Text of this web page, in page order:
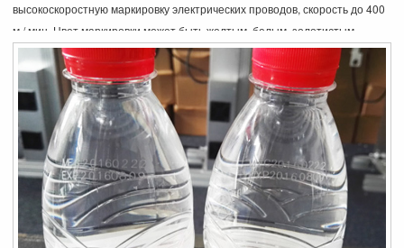
высокоскоростную маркировку электрических проводов, скорость до 400
м / мин. Цвет маркировки может быть желтым, белым, золотистым.
Результат маркировки зависит от скорости экструзии, цвета кабеля,
длины сообщения, расстояния и т. Д.